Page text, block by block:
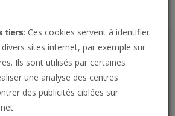
P
tiers: Ces cookies servent à identifier
sites internet, par exemple sur
Ils sont utilisés par certaines
une analyse des centres
des publicités ciblées sur